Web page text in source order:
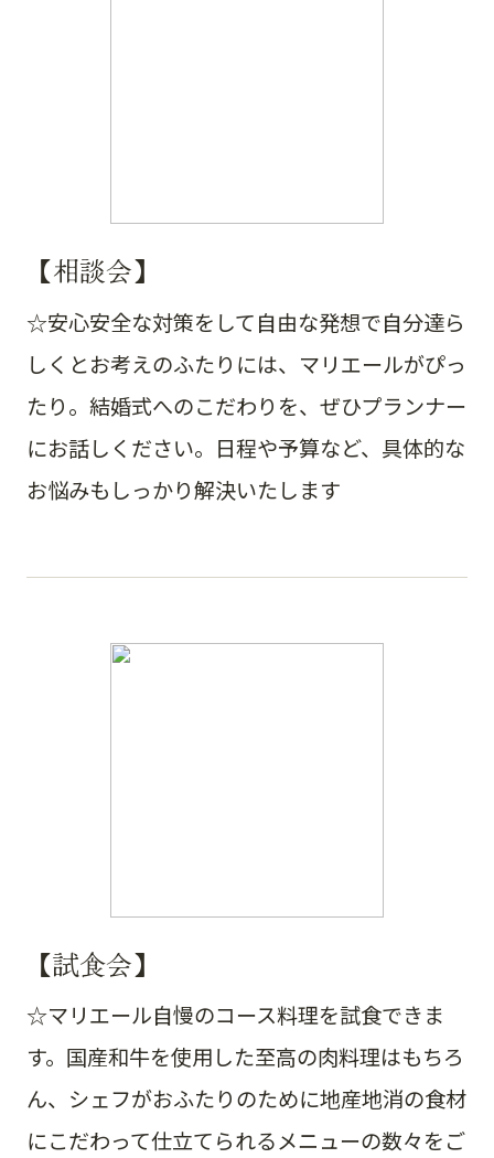
【相談会】
☆安心安全な対策をして自由な発想で自分達ら
しくとお考えのふたりには、マリエールがぴっ
たり。結婚式へのこだわりを、ぜひプランナー
にお話しください。日程や予算など、具体的な
お悩みもしっかり解決いたします
【試食会】
☆マリエール自慢のコース料理を試食できま
す。国産和牛を使用した至高の肉料理はもちろ
ん、シェフがおふたりのために地産地消の食材
にこだわって仕立てられるメニューの数々をご